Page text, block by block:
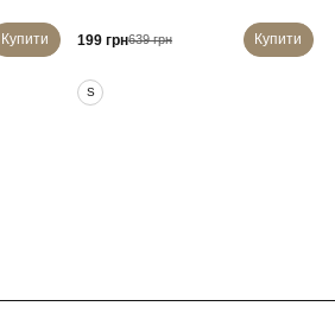
Купити 199 грн639 грн Купити
S